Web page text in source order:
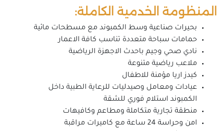
المنظومة الخدمية الكاملة:
بحيرات صناعية وسط الكمبوند مع مسطحات مائية
حمامات سباحة متعددة تناسب كافة الاعمار
نادي صحي وجيم باحدث الاجهزة الرياضية
ملاعب رياضية متنوعة
كيدز اريا مؤمنة للاطفال
عيادات ومعامل وصيدليات للرعاية الطبية داخل
الكمبوند استلام فوري للشقة
منطقة تجارية متكاملة ومطاعم وكافيهات
امن وحراسة 24 ساعة مع كاميرات مراقبة